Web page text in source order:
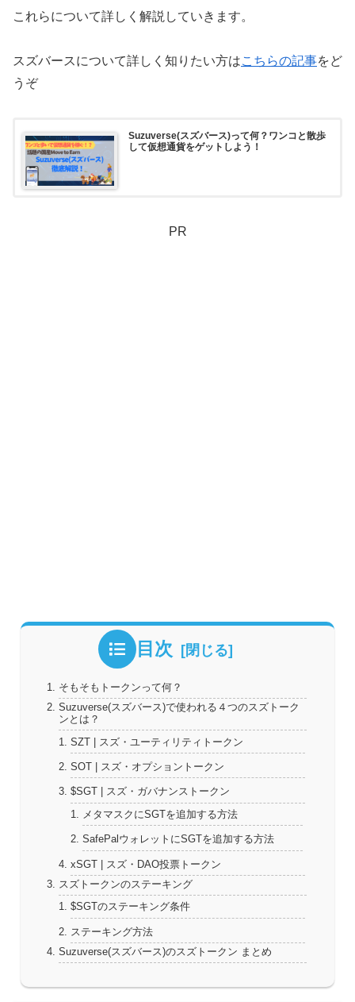
これらについて詳しく解説していきます。
スズバースについて詳しく知りたい方はこちらの記事をど
うぞ
Suzuverse(スズバース)って何？ワンコと散歩
して仮想通貨をゲットしよう！
PR
目次
そもそもトークンって何？
Suzuverse(スズバース)で使われる４つのスズトーク
ンとは？
SZT | スズ・ユーティリティトークン
SOT | スズ・オプショントークン
$SGT | スズ・ガバナンストークン
メタマスクにSGTを追加する方法
SafePalウォレットにSGTを追加する方法
xSGT | スズ・DAO投票トークン
スズトークンのステーキング
$SGTのステーキング条件
ステーキング方法
Suzuverse(スズバース)のスズトークン まとめ